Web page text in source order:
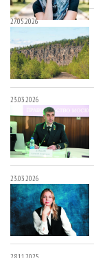
27.05.2026
23.03.2026
23.03.2026